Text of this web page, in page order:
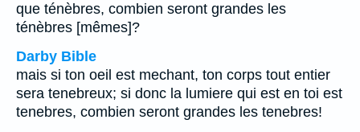
que ténèbres, combien seront grandes les
ténèbres [mêmes]?
Darby Bible
mais si ton oeil est mechant, ton corps tout entier
sera tenebreux; si donc la lumiere qui est en toi est
tenebres, combien seront grandes les tenebres!